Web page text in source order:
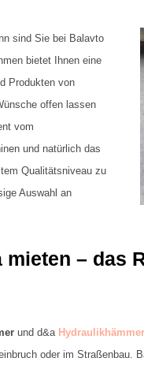
sind Sie bei Balavto
bietet Ihnen eine
Produkten von
offen lassen
vom
und natürlich das
Qualitätsniveau zu
Auswahl an
– das
und d&a Hydraulikhämmer
oder im Straßenbau.